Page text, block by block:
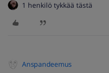
1 henkilö tykkää tästä
Anspandeemus